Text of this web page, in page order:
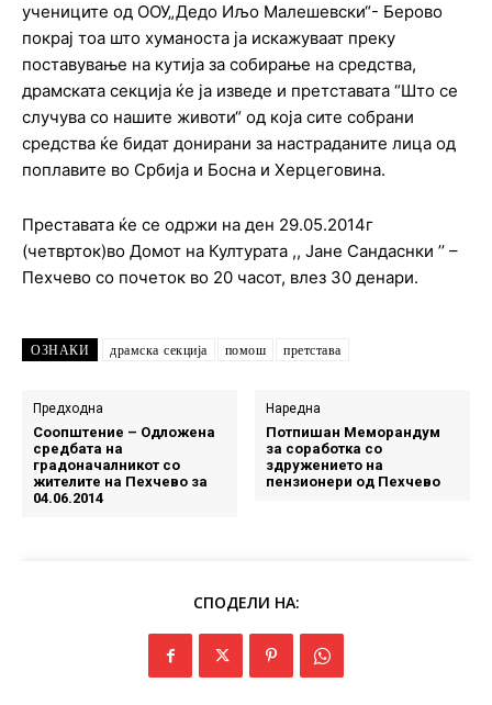
учениците од ООУ„Дедо Иљо Малешевски“- Берово
покрај тоа што хуманоста ја искажуваат преку
поставување на кутија за собирање на средства,
драмската секција ќе ја изведе и претставата “Што се
случува со нашите животи“ од која сите собрани
средства ќе бидат донирани за настраданите лица од
поплавите во Србија и Босна и Херцеговина.
Преставата ќе се одржи на ден 29.05.2014г
(четврток)во Домот на Културата ,, Јане Сандаснки ’’ –
Пехчево со почеток во 20 часот, влез 30 денари.
ОЗНАКИ драмска секција помош претстава
Предходна
Соопштение – Одложена
средбата на
градоначалникот со
жителите на Пехчево за
04.06.2014
Наредна
Потпишан Меморандум
за соработка со
здружението на
пензионери од Пехчево
СПОДЕЛИ НА: